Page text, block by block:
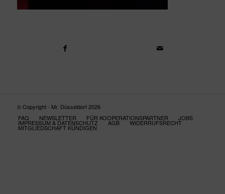
© Copyright - Mr. Düsseldorf 2026
FAQ
NEWSLETTER FÜR KOOPERATIONSPARTNER JOBS
IMPRESSUM & DATENSCHUTZ AGB WIDERRUFSRECHT
MITGLIEDSCHAFT KÜNDIGEN